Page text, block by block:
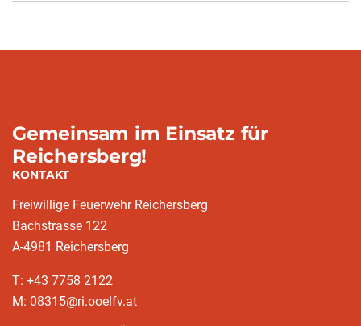
Gemeinsam im Einsatz für
Reichersberg!
KONTAKT
Freiwillige Feuerwehr Reichersberg
Bachstrasse 122
A-4981 Reichersberg
T: +43 7758 2122
M: 08315@ri.ooelfv.at